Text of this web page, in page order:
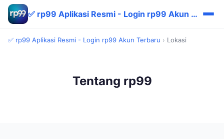
✅ rp99 Aplikasi Resmi - Login rp99 Akun Terbaru
✅ rp99 Aplikasi Resmi - Login rp99 Akun Terbaru › Lokasi
Tentang rp99